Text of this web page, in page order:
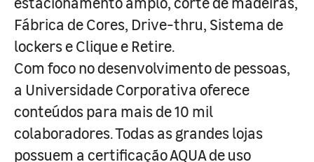
Fábrica de Cores, Drive-thru, Sistema de
lockers e Clique e Retire.
Com foco no desenvolvimento de pessoas,
a Universidade Corporativa oferece
conteúdos para mais de 10 mil
colaboradores. Todas as grandes lojas
possuem a certificação AQUA de uso